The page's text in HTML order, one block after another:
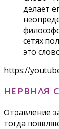
делает
сетях
это
https://
НЕРВНАЯ
Отравление
тогда